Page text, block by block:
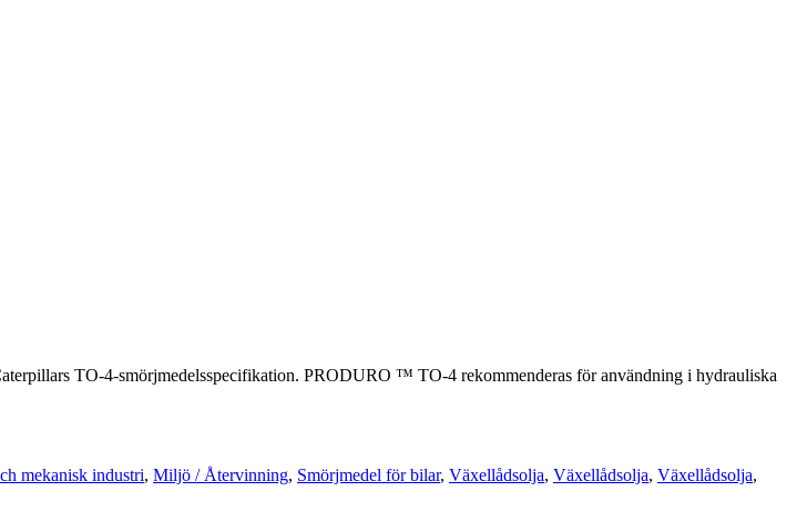
TO-4-smörjmedelsspecifikation. PRODURO ™ TO-4 rekommenderas för användning i hydrauliska
mekanisk industri, Miljö / Återvinning, Smörjmedel för bilar, Växellådsolja, Växellådsolja, Växellådsolja,